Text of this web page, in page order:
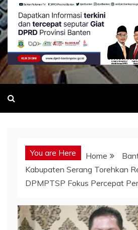
You are Here Home
Kabupaten Serang Torehkan
DPMPTSP Fokus Percepat